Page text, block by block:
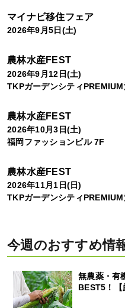
マイナビ移住フェア
2026年9月5日(土)
農林水産FEST
2026年9月12日(土)
TKPガーデンシティ
農林水産FEST
2026年10月3日(土)
福岡ファッションビル 7F
農林水産FEST
2026年11月1日(日)
TKPガーデンシティ
今週のおすすめ情
無農薬・有
BEST5！【